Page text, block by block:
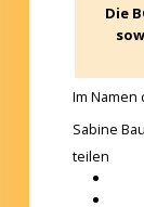
Die
Im Namen
Sabine
teilen